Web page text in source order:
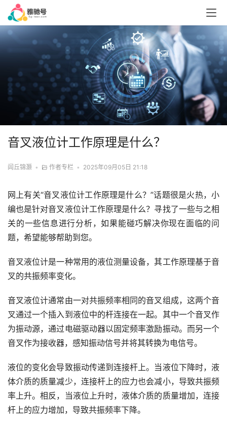
音叉液位计工作原理是什么？
闾丘锦灏 • 作者专栏 • 2025年09月05日 21:18
网上有关“音叉液位计工作原理是什么？”话题很是火热，小
编也是针对音叉液位计工作原理是什么？寻找了一些与之相
关的一些信息进行分析，如果能碰巧解决你现在面临的问
题，希望能够帮助到您。
音叉液位计是一种常用的液位测量设备，其工作原理基于音
叉的共振频率变化。
音叉液位计通常由一对共振频率相同的音叉组成，这两个音
叉通过一个插入到液位中的杆连接在一起。其中一个音叉作
为振动源，通过电磁驱动器以固定频率激励振动。而另一个
音叉作为接收器，感知振动信号并将其转换为电信号。
液位的变化会导致振动传递到连接杆上。当液位下降时，液
体介质的质量减少，连接杆上的应力也会减小，导致共振频
率上升。相反，当液位上升时，液体介质的质量增加，连接
杆上的应力增加，导致共振频率下降。